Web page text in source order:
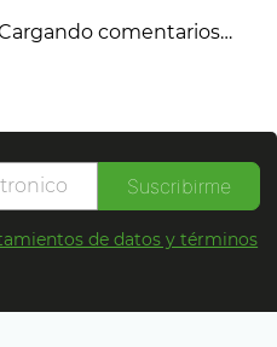
comentarios…
Suscribirme
de datos y términos